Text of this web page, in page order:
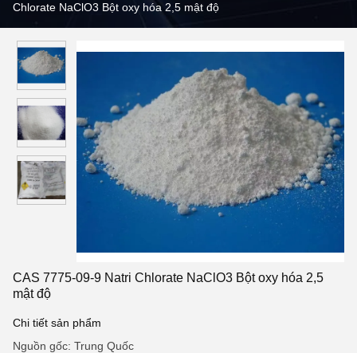
Chlorate NaClO3 Bột oxy hóa 2,5 mật độ
CAS 7775-09-9 Natri Chlorate NaClO3 Bột oxy hóa 2,5
mật độ
Chi tiết sản phẩm
Nguồn gốc: Trung Quốc